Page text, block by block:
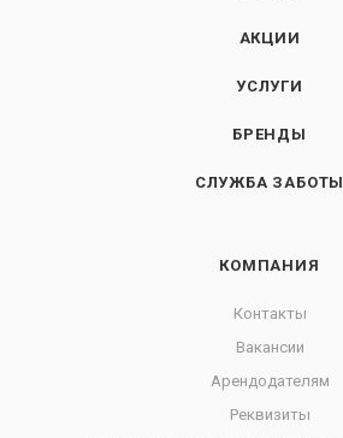
АКЦИИ
УСЛУГИ
БРЕНДЫ
СЛУЖБА ЗАБОТЫ
КОМПАНИЯ
Контакты
Вакансии
Арендодателям
Реквизиты